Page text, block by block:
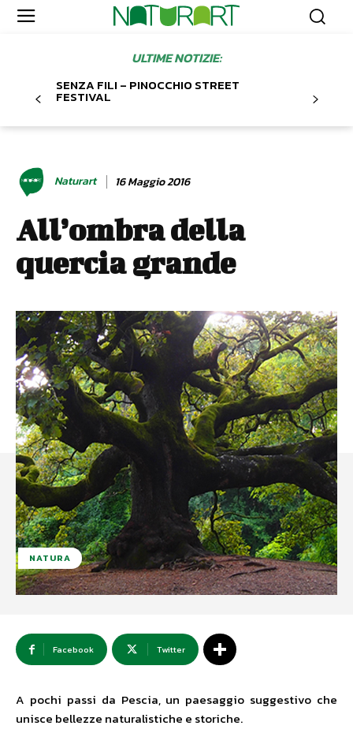
ULTIME NOTIZIE:
SENZA FILI – PINOCCHIO STREET
FESTIVAL
Naturart 16 Maggio 2016
All’ombra della
quercia grande
NATURA
Facebook Twitter
A pochi passi da Pescia, un paesaggio suggestivo che
unisce bellezze naturalistiche e storiche.